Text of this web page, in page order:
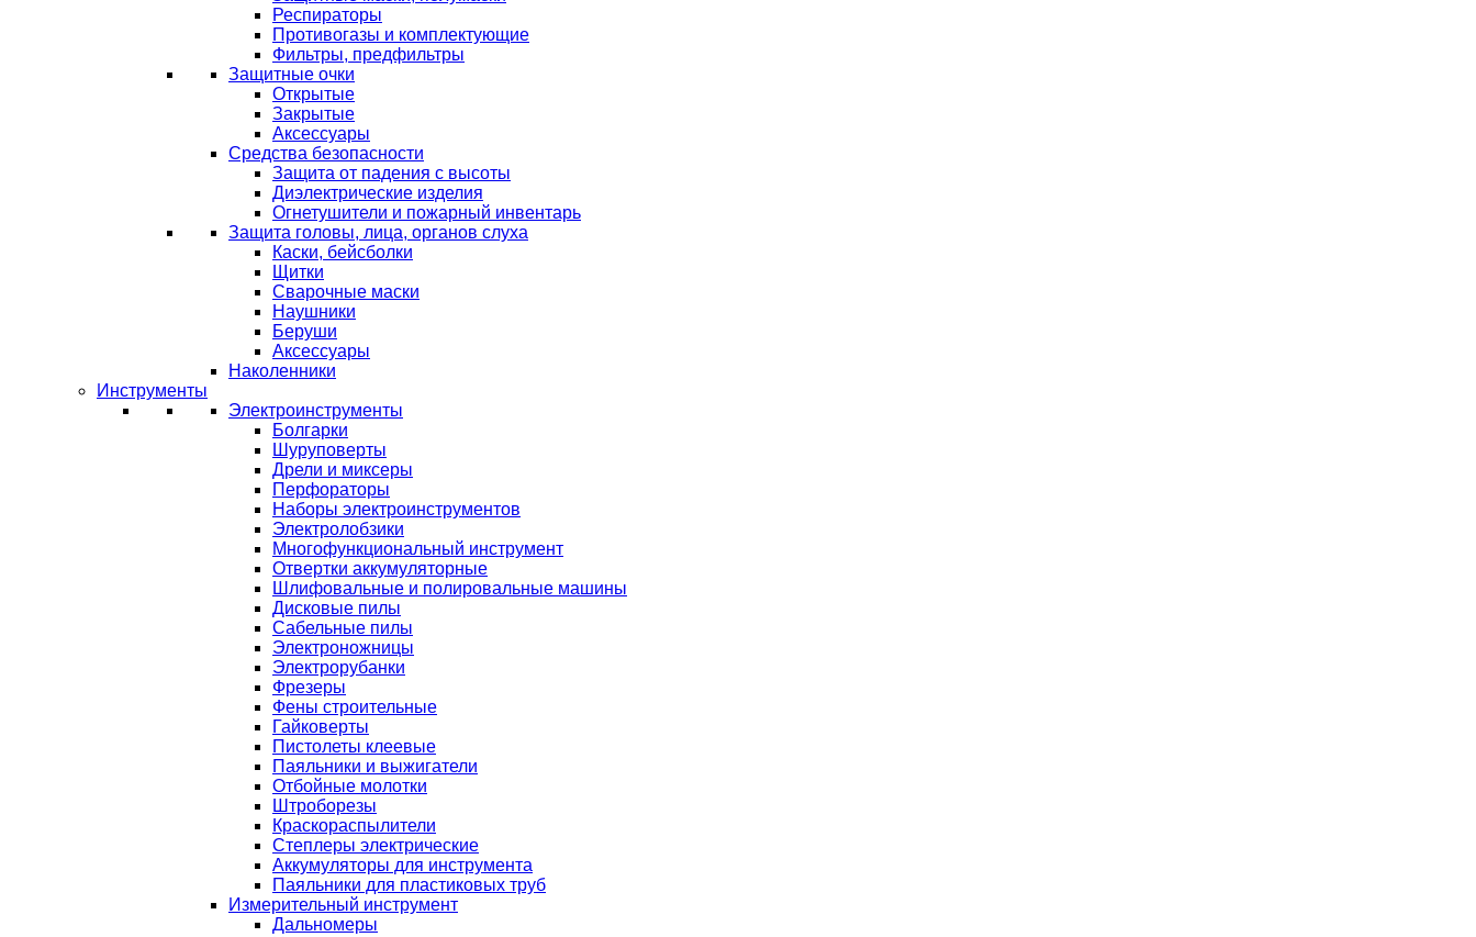
Респираторы
Противогазы и комплектующие
Фильтры, предфильтры
Защитные очки
Открытые
Закрытые
Аксессуары
Средства безопасности
Защита от падения с высоты
Диэлектрические изделия
Огнетушители и пожарный инвентарь
Защита головы, лица, органов слуха
Каски, бейсболки
Щитки
Сварочные маски
Наушники
Беруши
Аксессуары
Наколенники
Инструменты
Электроинструменты
Болгарки
Шуруповерты
Дрели и миксеры
Перфораторы
Наборы электроинструментов
Электролобзики
Многофункциональный инструмент
Отвертки аккумуляторные
Шлифовальные и полировальные машины
Дисковые пилы
Сабельные пилы
Электроножницы
Электрорубанки
Фрезеры
Фены строительные
Гайковерты
Пистолеты клеевые
Паяльники и выжигатели
Отбойные молотки
Штроборезы
Краскораспылители
Степлеры электрические
Аккумуляторы для инструмента
Паяльники для пластиковых труб
Измерительный инструмент
Дальномеры